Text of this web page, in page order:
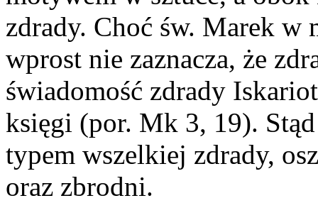
zdrady. Choć św. Marek w
wprost nie zaznacza, że
świadomość zdrady
księgi (por. Mk 3, 19).
typem wszelkiej zdrady,
oraz zbrodni.